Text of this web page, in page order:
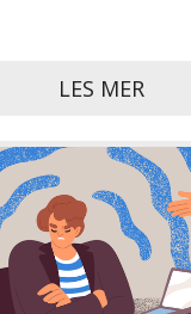
LES MER